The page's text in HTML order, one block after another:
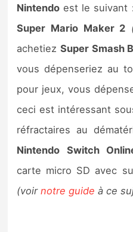
Nintendo est le suivant
Super Mario Maker 2
achetiez Super Smash
vous dépenseriez au
pour jeux, vous
ceci est intéressant
réfractaires au
Nintendo Switch
carte micro SD avec
(voirnotre guide à ce